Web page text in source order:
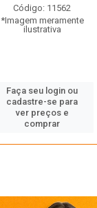
Código: 11562
*Imagem meramente
ilustrativa
Faça seu login ou
cadastre-se para
ver preços e
comprar